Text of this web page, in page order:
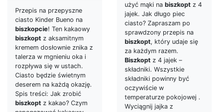
Przepis na przepyszne
ciasto Kinder Bueno na
biszkopcie! Ten kakaowy
biszkopt z aksamitnym
kremem dosłownie znika z
talerza w mgnieniu oka i
rozpływa się w ustach.
Ciasto będzie świetnym
deserem na każdą okazję.
Spis treści: Jak zrobić
biszkopt z kakao? Czym
użyć mąki na biszkopt z 4
jajek. Jak długo piec
ciasto? Zapraszam po
sprawdzony przepis na
biszkopt, który udaje się
za każdym razem.
Biszkopt z 4 jajek –
składniki. Wszystkie
składniki powinny być
oczywiście w
temperaturze pokojowej .
Wyciągnij jajka z